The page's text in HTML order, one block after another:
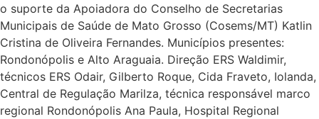
o suporte da Apoiadora do Conselho de Secretarias
Municipais de Saúde de Mato Grosso (Cosems/MT) Katlin
Cristina de Oliveira Fernandes. Municípios presentes:
Rondonópolis e Alto Araguaia. Direção ERS Waldimir,
técnicos ERS Odair, Gilberto Roque, Cida Fraveto, Iolanda,
Central de Regulação Marilza, técnica responsável marco
regional Rondonópolis Ana Paula, Hospital Regional